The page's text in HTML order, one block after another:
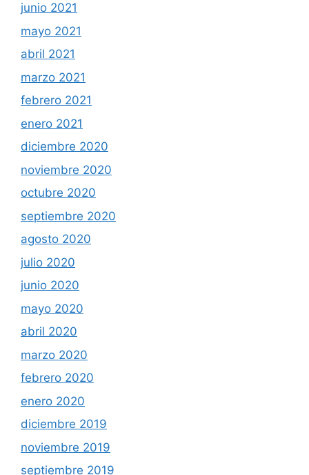
junio 2021
mayo 2021
abril 2021
marzo 2021
febrero 2021
enero 2021
diciembre 2020
noviembre 2020
octubre 2020
septiembre 2020
agosto 2020
julio 2020
junio 2020
mayo 2020
abril 2020
marzo 2020
febrero 2020
enero 2020
diciembre 2019
noviembre 2019
septiembre 2019